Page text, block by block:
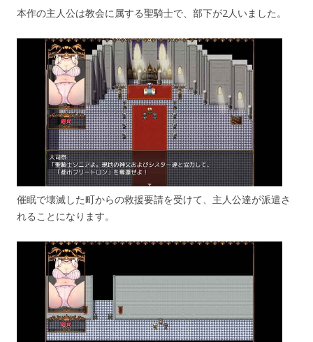
本作の主人公は教会に属する聖騎士で、部下が2人いました。
催眠で壊滅した町からの救援要請を受けて、主人公達が派遣さ
れることになります。